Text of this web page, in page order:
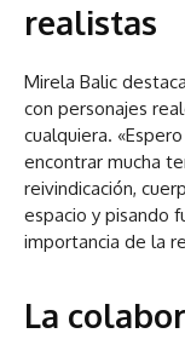
realistas
Mirela Balic
con personajes
cualquiera.
encontrar mucha
reivindicación,
espacio y pisando
importancia de la
La